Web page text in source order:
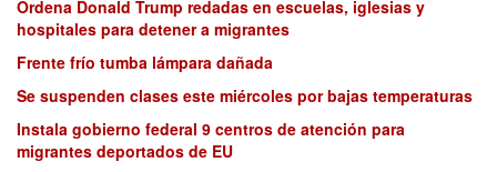
Ordena Donald Trump redadas en escuelas, iglesias y
hospitales para detener a migrantes
Frente frío tumba lámpara dañada
Se suspenden clases este miércoles por bajas temperaturas
Instala gobierno federal 9 centros de atención para
migrantes deportados de EU